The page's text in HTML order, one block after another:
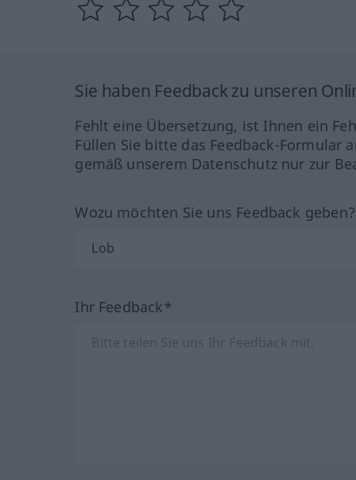
Sie haben Feedback zu unseren
Fehlt eine Übersetzung, ist Ihnen ein
Füllen Sie bitte das Feedback-Formular
gemäß unserem Datenschutz nur zur
Wozu möchten Sie uns Feedback
Ihr Feedback*